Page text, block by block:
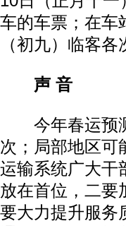
车的车票；在车
（初九）临客
声 音
今年春运预测
次；局部地区可
运输系统广大干
放在首位，二要
要大力提升服务